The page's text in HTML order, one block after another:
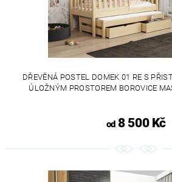
DŘEVĚNÁ POSTEL DOMEK 01 RE S
ÚLOŽNÝM PROSTOREM BOROVICE
od8 500 Kč